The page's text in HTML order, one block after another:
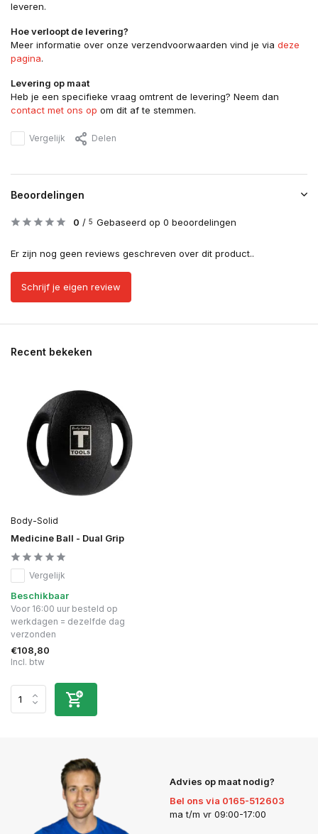
leveren.
Hoe verloopt de levering?
Meer informatie over onze verzendvoorwaarden vind je via deze
pagina.
Levering op maat
Heb je een specifieke vraag omtrent de levering? Neem dan
contact met ons op om dit af te stemmen.
Vergelijk Delen
Beoordelingen
0 / 5 Gebaseerd op 0 beoordelingen
Er zijn nog geen reviews geschreven over dit product..
Schrijf je eigen review
Recent bekeken
Body-Solid
Medicine Ball - Dual Grip
Vergelijk
Beschikbaar
Voor 16:00 uur besteld op
werkdagen = dezelfde dag
verzonden
€108,80
Incl. btw
Advies op maat nodig?
Bel ons via 0165-512603
ma t/m vr 09:00-17:00